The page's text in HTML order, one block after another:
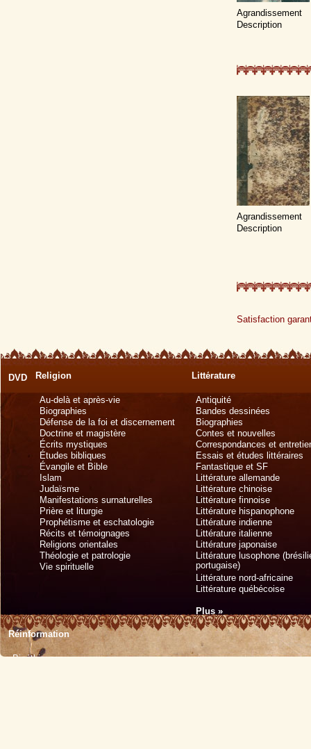
Agrandissement
Description
Agrandissement
Description
Satisfaction
DVD Religion
Au-delà et après-vie
Biographies
Défense de la foi et discernement
Doctrine et magistère
Écrits mystiques
Études bibliques
Évangile et Bible
Islam
Judaïsme
Manifestations surnaturelles
Prière et liturgie
Prophétisme et eschatologie
Récits et témoignages
Religions orientales
Théologie et patrologie
Vie spirituelle
Littérature
Antiquité
Bandes dessinées
Biographies
Contes et nouvelles
Correspondances et
Essais et études littéraires
Fantastique et SF
Littérature allemande
Littérature chinoise
Littérature finnoise
Littérature hispanophone
Littérature indienne
Littérature italienne
Littérature japonaise
Littérature lusophone
portugaise)
Littérature nord-africaine
Littérature québécoise
Plus »
Réinformation
Bioéthique